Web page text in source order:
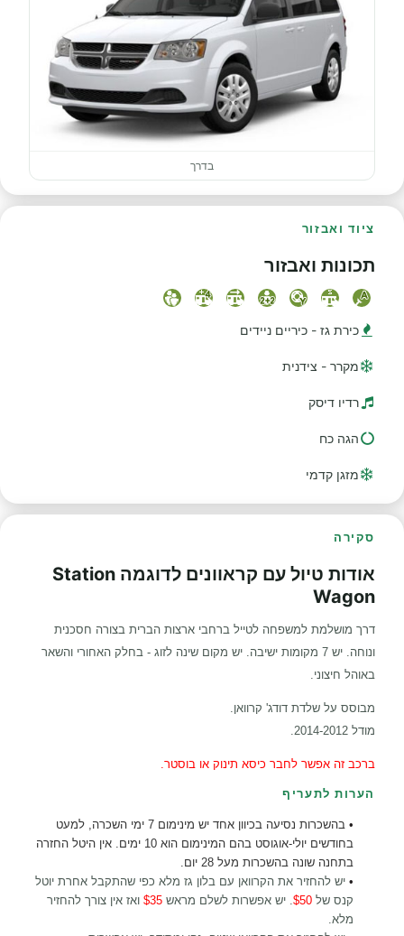
בדרך
ציוד ואבזור
תכונות ואבזור
כירת גז - כיריים ניידים
מקרר - צידנית
רדיו דיסק
הגה כח
מזגן קדמי
סקירה
אודות טיול עם קראוונים לדוגמה Station
Wagon
דרך מושלמת למשפחה לטייל ברחבי ארצות הברית בצורה חסכנית
ונוחה. יש 7 מקומות ישיבה. יש מקום שינה לזוג - בחלק האחורי והשאר
באוהל חיצוני.
מבוסס על שלדת דודג' קרוואן.
מודל 2014-2012.
ברכב זה אפשר לחבר כיסא תינוק או בוסטר.
הערות לתעריף
•
בהשכרות נסיעה בכיוון אחד יש מינימום 7 ימי השכרה, למעט
בחודשים יולי-אוגוסט בהם המינימום הוא 10 ימים. אין היטל החזרה
בתחנה שונה בהשכרות מעל 28 יום.
• יש להחזיר את הקרוואן עם בלון גז מלא כפי שהתקבל אחרת יוטל
קנס של $50 . יש אפשרות לשלם מראש $35 ואז אין צורך להחזיר
מלא